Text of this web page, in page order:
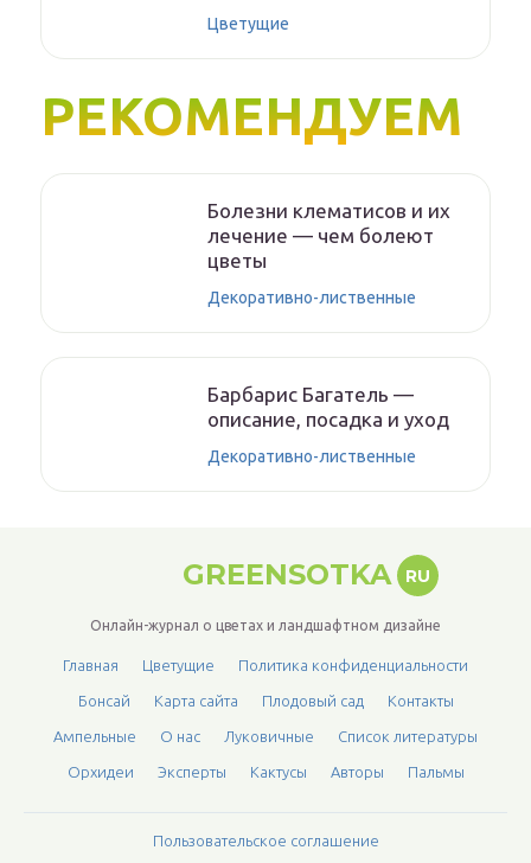
Цветущие
РЕКОМЕНДУЕМ
Болезни клематисов и их
лечение — чем болеют
цветы
Декоративно-лиственные
Барбарис Багатель —
описание, посадка и уход
Декоративно-лиственные
GREENSOTKA RU
Онлайн-журнал о цветах и ландшафтном дизайне
Главная Цветущие Политика конфиденциальности
Бонсай Карта сайта Плодовый сад Контакты
Ампельные О нас Луковичные Список литературы
Орхидеи Эксперты Кактусы Авторы Пальмы
Пользовательское соглашение